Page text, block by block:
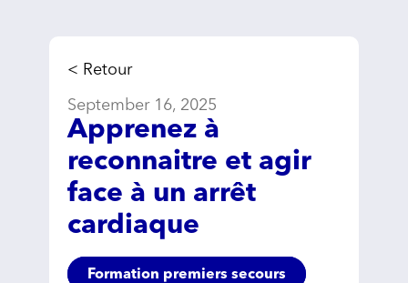
< Retour
September 16, 2025
Apprenez à
reconnaitre et agir
face à un arrêt
cardiaque
Formation premiers secours